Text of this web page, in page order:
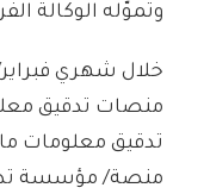
وتموّله الوكالة
خلال شهري
تدقيق معلومات